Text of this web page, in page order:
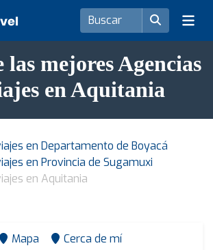
las mejores Agencias
en Aquitania
en Departamento de Boyacá
en Provincia de Sugamuxi
en Aquitania
Mapa Cerca de mí